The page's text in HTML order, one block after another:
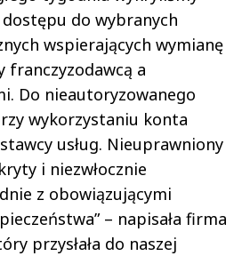
do wybranych
wspierających wymianę
franczyzodawcą a
Do nieautoryzowanego
wykorzystaniu konta
usług. Nieuprawniony
i niezwłocznie
z obowiązującymi
– napisała firma
przysłała do naszej